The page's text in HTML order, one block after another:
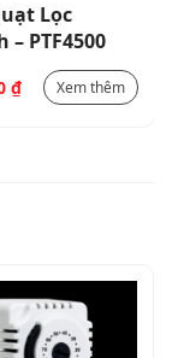
Lọc
– PTF4500
₫ Xem thêm